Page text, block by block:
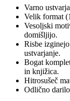
Varno
Velik format
Vesoljski
domišljijo.
Risbe
ustvarjanje.
Bogat
in knjižica.
Hitrosušeč
Odlično